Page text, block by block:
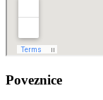
Poveznice